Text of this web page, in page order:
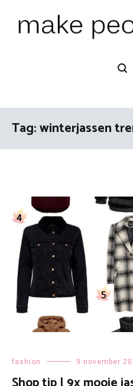
Tag:winterjassen
fashion 9 november